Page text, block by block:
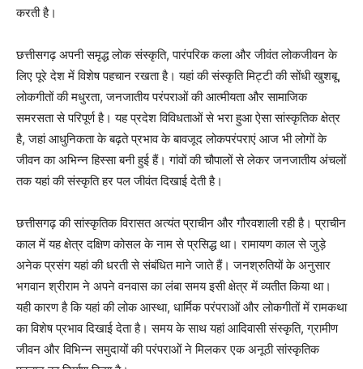
करती है।
छत्तीसगढ़ अपनी समृद्ध लोक संस्कृति, पारंपरिक कला और जीवंत लोकजीवन के
लिए पूरे देश में विशेष पहचान रखता है। यहां की संस्कृति मिट्टी की सोंधी खुशबू,
लोकगीतों की मधुरता, जनजातीय परंपराओं की आत्मीयता और सामाजिक
समरसता से परिपूर्ण है। यह प्रदेश विविधताओं से भरा हुआ ऐसा सांस्कृतिक क्षेत्र
है, जहां आधुनिकता के बढ़ते प्रभाव के बावजूद लोकपरंपराएं आज भी लोगों के
जीवन का अभिन्न हिस्सा बनी हुई हैं। गांवों की चौपालों से लेकर जनजातीय अंचलों
तक यहां की संस्कृति हर पल जीवंत दिखाई देती है।
छत्तीसगढ़ की सांस्कृतिक विरासत अत्यंत प्राचीन और गौरवशाली रही है। प्राचीन
काल में यह क्षेत्र दक्षिण कोसल के नाम से प्रसिद्ध था। रामायण काल से जुड़े
अनेक प्रसंग यहां की धरती से संबंधित माने जाते हैं। जनश्रुतियों के अनुसार
भगवान श्रीराम ने अपने वनवास का लंबा समय इसी क्षेत्र में व्यतीत किया था।
यही कारण है कि यहां की लोक आस्था, धार्मिक परंपराओं और लोकगीतों में रामकथा
का विशेष प्रभाव दिखाई देता है। समय के साथ यहां आदिवासी संस्कृति, ग्रामीण
जीवन और विभिन्न समुदायों की परंपराओं ने मिलकर एक अनूठी सांस्कृतिक